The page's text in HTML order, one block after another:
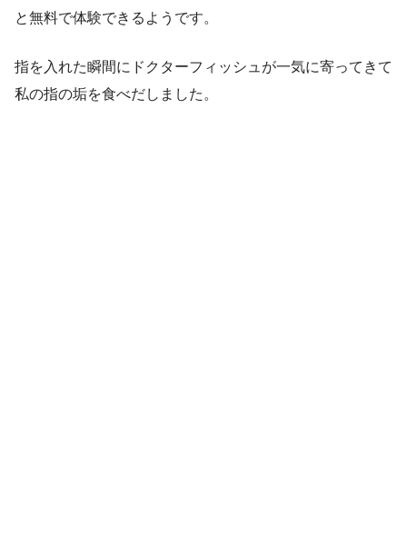
と無料で体験できるようです。
指を入れた瞬間にドクターフィッシュが一気に寄ってきて
私の指の垢を食べだしました。